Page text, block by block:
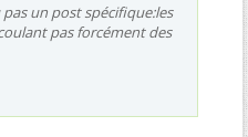
un post spécifique:les
pas forcément des